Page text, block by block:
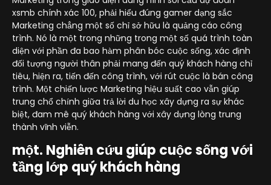
xsmb chính xác 100, phải hiểu đúng gamer dạng sắc
Marketing chẳng một số chỉ sở hữu là quảng cáo công
trình. Nó là một trong những trong một số quá trình toàn
diện với phần đa bao hàm phân bóc cuộc sống, xác định
đối tượng người thân phải mang đến quý khách hàng chỉ
tiêu, hiện ra, tiến đến công trình, với rút cuộc là bán công
trình. Một chiến lược Marketing hiệu suất cao vẫn giúp
trung chổ chính giữa trả lời du học xây dựng ra sự khác
biệt, đam mê quý khách hàng với xây dựng lòng trung
thành vĩnh viễn.
một. Nghiên cứu giúp cuộc sống với
tầng lớp quý khách hàng